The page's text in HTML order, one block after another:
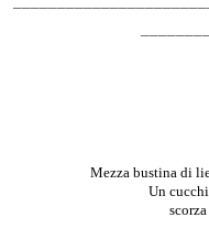
Mezza bustina di
Un